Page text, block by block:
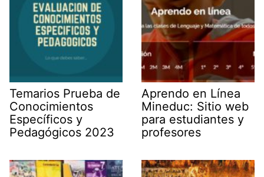
Temarios Prueba de
Conocimientos
Específicos y
Pedagógicos 2023
Aprendo en Línea
Mineduc: Sitio web
para estudiantes y
profesores